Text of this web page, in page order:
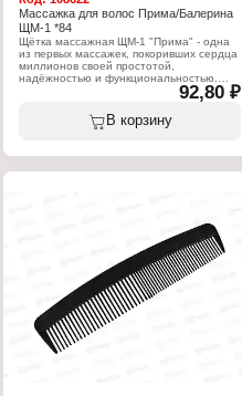
Массажка для волос Прима/Балерина
ЩМ-1 *84
Щётка массажная ЩМ-1 "Прима" - одна
из первых массажек, покоривших сердца
миллионов своей простотой,
надёжностью и функциональностью.
Цельнолитой корпус из полистирола,
надёжное крепление игл на специально
разработанной резиновой подушечке
делают массажную щётку надёжной в
Модель: ЩМ-1 "Прима"
Материал (состав): металл, пластмасса,
Количество предметов: 1шт
92,80 ₽
В корзину